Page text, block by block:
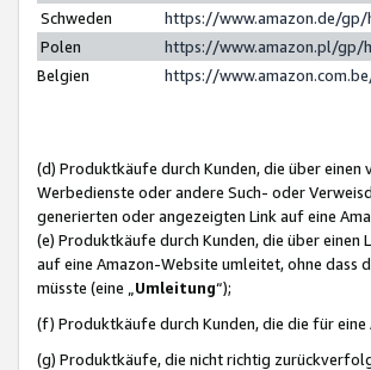
Schweden
https://www.amazon.de/
Polen
https://www.amazon.pl/gp/
Belgien
https://
(d) Produktkäufe durch Kunden, die über einen
Werbedienste oder andere Such- oder
generierten oder angezeigten Link auf eine
(e) Produktkäufe durch Kunden, die über
auf eine Amazon-Website umleitet, ohne dass
müsste (eine „ Umleitung“);
(f) Produktkäufe durch Kunden, die die für
(g) Produktkäufe, die nicht richtig